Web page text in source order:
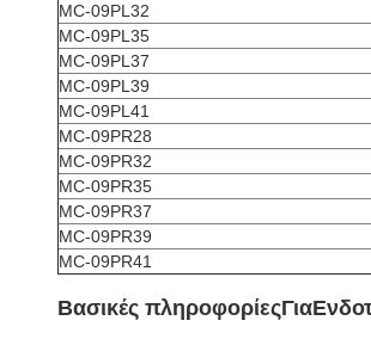
MC-09PL32
MC-09PL35
MC-09PL37
MC-09PL39
MC-09PL41
MC-09PR28
MC-09PR32
MC-09PR35
MC-09PR37
MC-09PR39
MC-09PR41
Βασικές πληροφορίεςΓια